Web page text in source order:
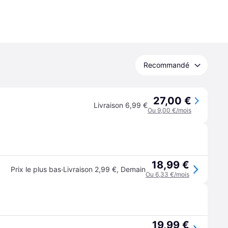
Recommandé
Livraison 6,99 € 27,00 €
Ou 9,00 €/mois
Prix le plus bas·Livraison 2,99 €, Demain 18,99 €
Ou 6,33 €/mois
19,99 €